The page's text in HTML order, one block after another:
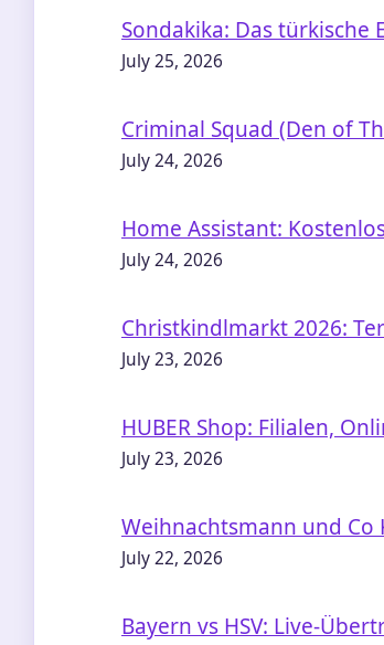
Sondakika: Das
July 25, 2026
Criminal Squad (Den of
July 24, 2026
Home Assistant:
July 24, 2026
Christkindlmarkt 2026:
July 23, 2026
HUBER Shop: Filialen,
July 23, 2026
Weihnachtsmann und Co
July 22, 2026
Bayern vs HSV: Live-